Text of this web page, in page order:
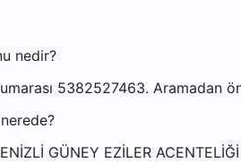
nedir?
5382527463. Aramadan
GÜNEY EZİLER